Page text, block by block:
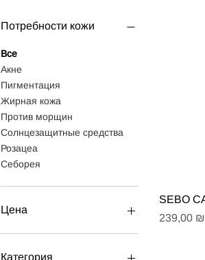
Потребности кожи
Все
Акне
Пигментация
Жирная кожа
Против морщин
Солнцезащитные средства
Розацеа
Себорея
Цена
Категория
SEBO
Цена
239,00 ₪